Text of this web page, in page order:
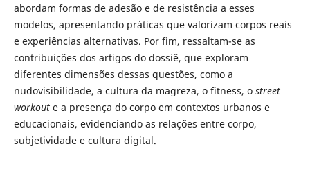
abordam formas de adesão e de resistência a esses
modelos, apresentando práticas que valorizam corpos reais
e experiências alternativas. Por fim, ressaltam-se as
contribuições dos artigos do dossiê, que exploram
diferentes dimensões dessas questões, como a
nudovisibilidade, a cultura da magreza, o fitness, o street
workoute a presença do corpo em contextos urbanos e
educacionais, evidenciando as relações entre corpo,
subjetividade e cultura digital.